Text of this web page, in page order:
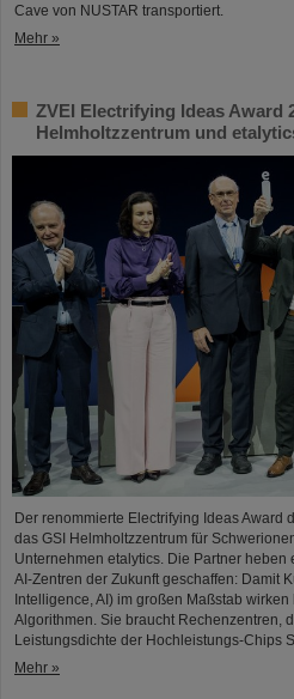
Cave von NUSTAR transportiert.
Mehr »
ZVEI Electrifying Ideas Award
Helmholtzzentrum und
Der renommierte Electrifying Ideas Award
das GSI Helmholtzzentrum für
Unternehmen etalytics. Die Partner
AI-Zentren der Zukunft geschaffen: Damit
Intelligence, AI) im großen Maßstab
Algorithmen. Sie braucht Rechenzentren,
Leistungsdichte der Hochleistungs-Chips
Mehr »